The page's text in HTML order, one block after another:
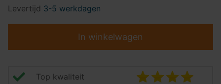
Levertijd 3-5 werkdagen
In winkelwagen
Top kwaliteit